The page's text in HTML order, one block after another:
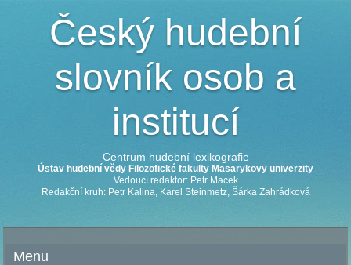
Český hudební
slovník osob a
institucí
Centrum hudební lexikografie
Ústav hudební vědy Filozofické fakulty Masarykovy univerzity
Vedoucí redaktor: Petr Macek
Redakční kruh: Petr Kalina, Karel Steinmetz, Šárka Zahrádková
Menu